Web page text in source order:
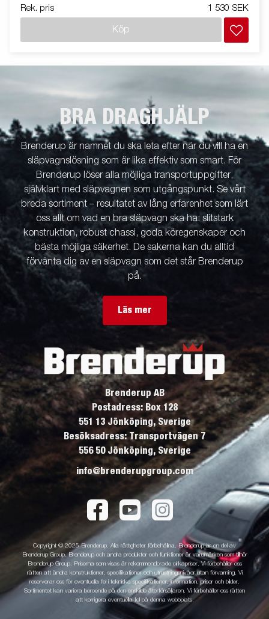
Rek. pris 1 530 SEK
Köp
BRA DRAGHJÄLP
Brenderup är namnet du ska leta efter när du vill ha en
släpvagnslösning som är lika effektiv som smart. För
Brenderup löser alla möjliga transportuppgifter,
självklart med släpvagnen som utgångspunkt. Se vårt
breda sortiment – resultatet av lång erfarenhet som lärt
oss allt om vad en bra släpvagn ska ha: slitstark
konstruktion, robust chassi, goda köregenskaper och
bästa möjliga säkerhet. De sakerna kan du alltid
förvänta dig av en släpvagn som det står Brenderup
på.
Läs mer
Brenderup AB
Postadress: Box 128
551 13 Jönköping, Sverige
Besöksadress: Transportvägen 7
556 50 Jönköping, Sverige
info@brenderupgroup.com
Copyright © 2025 Brenderup. Alla rättigheter förbehållna. Brenderup är en del av
Brenderup Group. Brenderup och andra produkter och funktioner är varumärken som tillhör
Brenderup Group. Priserna som visas är rekommenderade cirkapriser. Vi förbehåller oss
rätten att ändra konstruktioner, specifikationer och utrustningsnivåer utan förvarning. Vi
reserverar oss för eventuella fel i tekniska specifikationer, information, priser och bilder.
Sortimentet kan variera beroende på den enskilde återförsäljaren. Vi förbehåller oss rätten
att korrigera eventuella fel på denna webbplats.